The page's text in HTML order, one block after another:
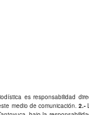
es responsabilidad
medio de comunicación.2.-